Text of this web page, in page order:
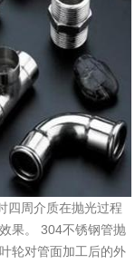
周介质在抛光过程
果。 304不锈钢管抛
轮对管面加工后的外